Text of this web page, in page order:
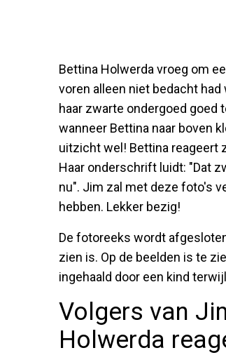
Bettina Holwerda vroeg om
voren alleen niet bedacht
haar zwarte ondergoed goed
wanneer Bettina naar boven
uitzicht wel! Bettina reageert
Haar onderschrift luidt: "Dat
nu". Jim zal met deze foto's
hebben. Lekker bezig!
De fotoreeks wordt
zien is. Op de beelden is te
ingehaald door een kind
Volgers van
Holwerda